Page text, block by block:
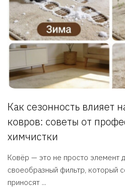
Как сезонность влияет
ковров: советы от
химчистки
Ковёр — это не просто элемент
своеобразный фильтр, который
приносят ...